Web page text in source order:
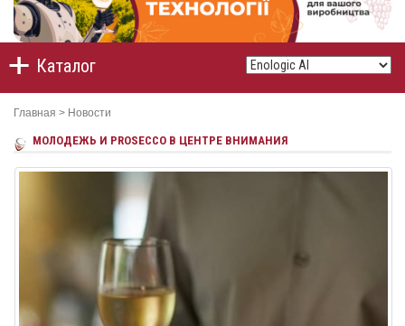
Каталог
Главная > Новости
МОЛОДЕЖЬ И PROSECCO В ЦЕНТРЕ ВНИМАНИЯ